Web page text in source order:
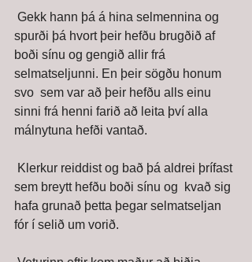
spurði þá hvort þeir hefðu brugðið af
boði sínu og gengið allir frá
selmatseljunni. En þeir sögðu honum
svo  sem var að þeir hefðu alls einu
sinni frá henni farið að leita því alla
málnytuna hefði vantað.
sem breytt hefðu boði sínu og  kvað sig
hafa grunað þetta þegar selmatseljan
fór í selið um vorið.